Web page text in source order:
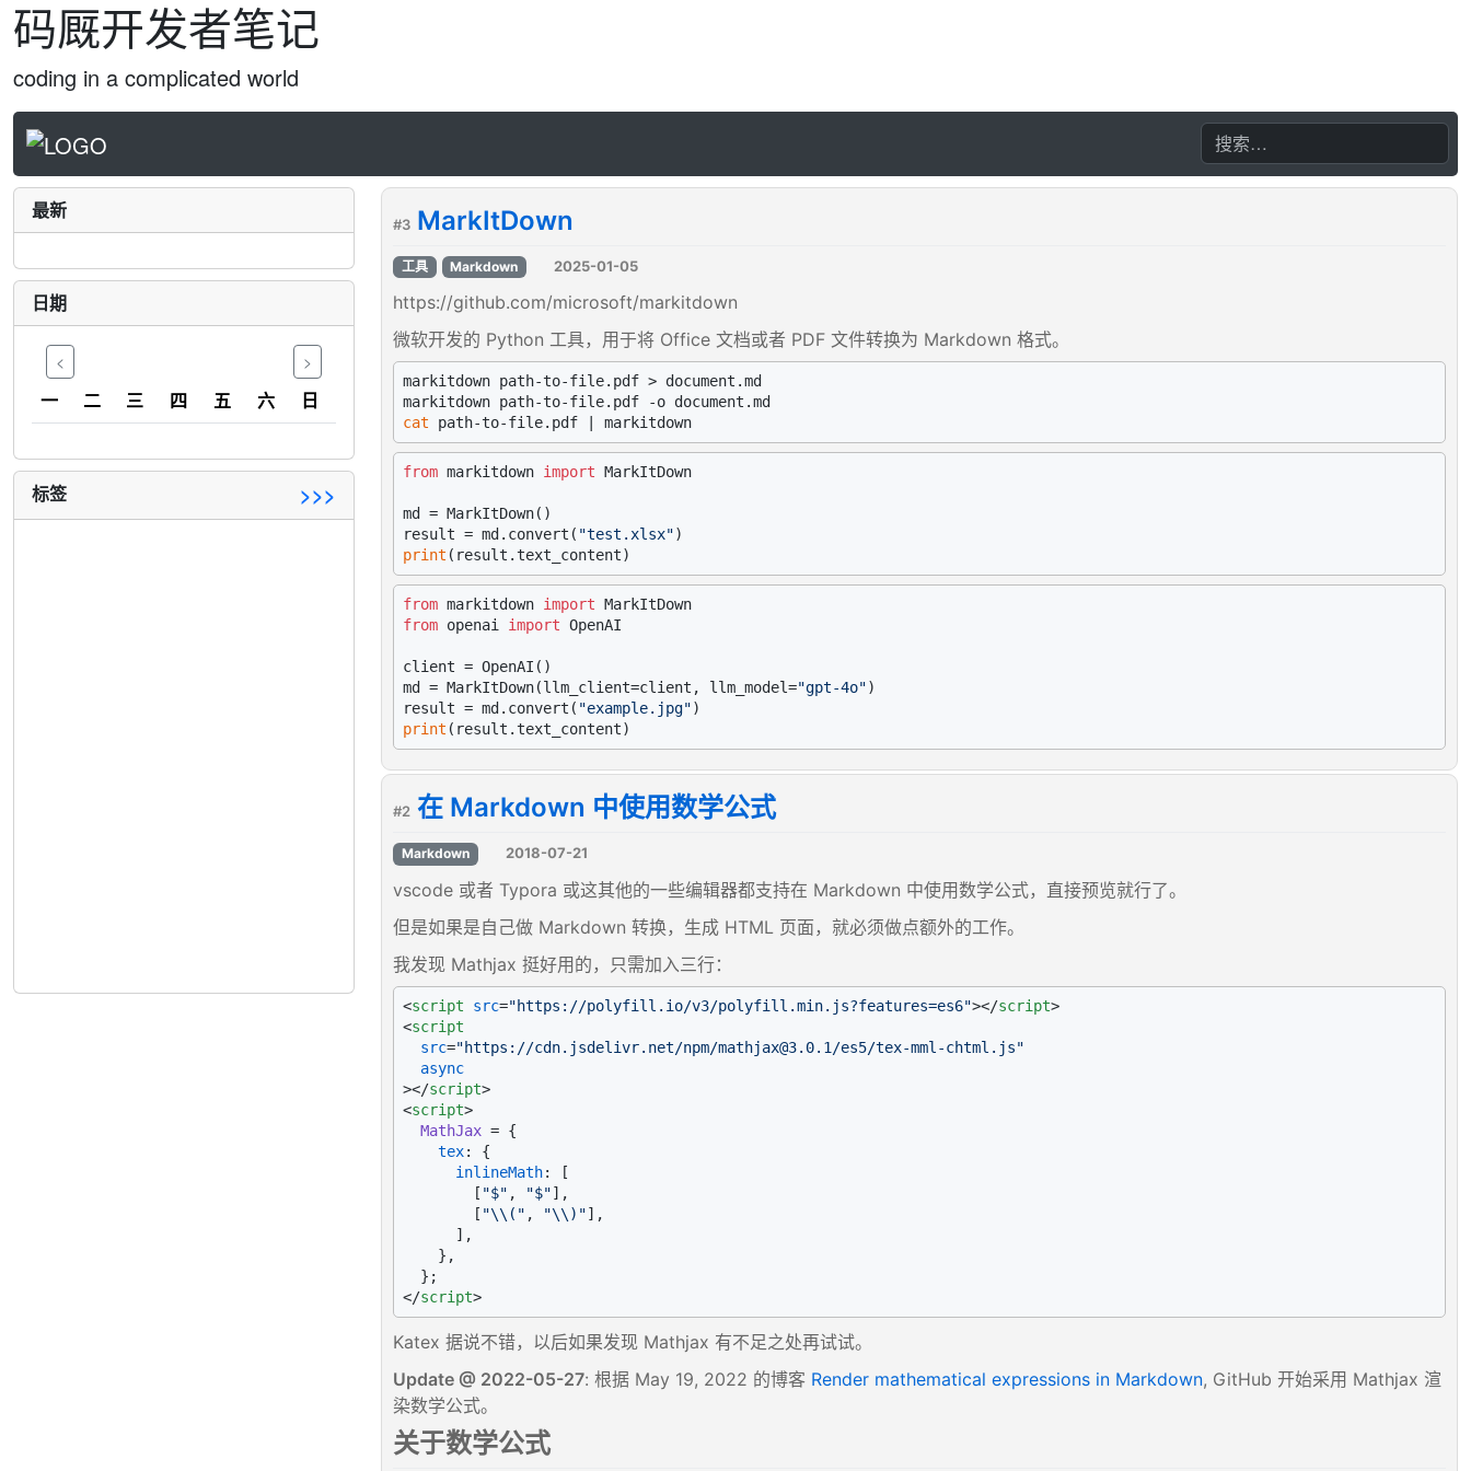
码厩开发者笔记
coding in a complicated world
最新
日期
< >
一 二 三 四 五 六 日
标签 >>>
#3 MarkItDown
工具 Markdown 2025-01-05
https://github.com/microsoft/markitdown
微软开发的 Python 工具，用于将 Office 文档或者 PDF 文件转换为 Markdown 格式。
markitdown path-to-file.pdf > document.md
cat
from markitdown import MarkItDown
md = MarkItDown()
result = md.convert( "test.xlsx"
print
from markitdown import
from openai import OpenAI
client = OpenAI()
md = MarkItDown(llm_client=client, llm_model="gpt-4o")
result = md.convert( "example.jpg"
print
#2 在 Markdown 中使用数学公式
Markdown 2018-07-21
vscode 或者 Typora 或这其他的一些编辑器都支持在 Markdown 中使用数学公式，直接预览就行了。
但是如果是自己做 Markdown 转换，生成 HTML 页面，就必须做点额外的工作。
我发现 Mathjax 挺好用的，只需加入三行：
<script src="https://polyfill.io/v3/polyfill.min.js?features=es6"></script>
<script
src="https://cdn.jsdelivr.net/npm/mathjax@3.0.1/es5/tex-mml-chtml.js"
async
></script>
<script>
MathJax = {
tex: {
inlineMath: [
        [
"$" , "$"],
        [
"\\(" , "\\)"],
      ],
    },
</script>
Katex 据说不错，以后如果发现 Mathjax 有不足之处再试试。
Update @ 2022-05-27: 根据 May 19, 2022 的博客 Render mathematical expressions in Markdown, GitHub 开始采用 Mathjax 渲
染数学公式。
关于数学公式